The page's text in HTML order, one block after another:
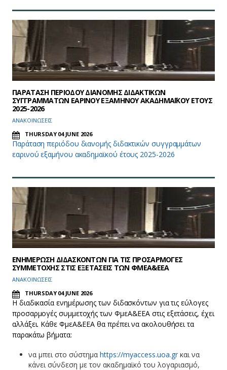
ΠΑΡΑΤΑΣΗ ΠΕΡΙΟΔΟΥ ΔΙΑΝΟΜΗΣ ΔΙΔΑΚΤΙΚΩΝ
ΣΥΓΓΡΑΜΜΑΤΩΝ ΕΑΡΙΝΟΥ ΕΞΑΜΗΝΟΥ ΑΚΑΔΗΜΑΪΚΟΥ ΕΤΟΥΣ
2025-2026
ΑΝΑΚΟΙΝΩΣΕΙΣ
THURSDAY 04 JUNE 2026
Παράταση περιόδου διανομής διδακτικών συγγραμμάτων
εαρινού εξαμήνου ακαδημαϊκού έτους 2025-2026
ΕΝΗΜΕΡΩΣΗ ΔΙΔΑΣΚΟΝΤΩΝ ΓΙΑ ΤΙΣ ΠΡΟΣΑΡΜΟΓΕΣ
ΣΥΜΜΕΤΟΧΗΣ ΣΤΙΣ ΕΞΕΤΑΣΕΙΣ ΤΩΝ ΦΜΕΑ&ΕΕΑ
ΑΝΑΚΟΙΝΩΣΕΙΣ
THURSDAY 04 JUNE 2026
Η διαδικασία ενημέρωσης των διδασκόντων για τις εύλογες
προσαρμογές συμμετοχής των ΦμεΑ&ΕΕΑ στις εξετάσεις, έχει
αλλάξει. Κάθε ΦμεΑ&ΕΕΑ θα πρέπει να ακολουθήσει τα
παρακάτω βήματα:
να μπει στο σύστημα https://myaccess.uoa.gr και να
κάνει σύνδεση με τον ακαδημαϊκό του λογαριασμό,